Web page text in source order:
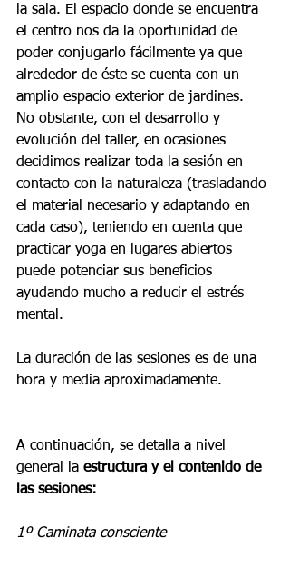
la sala. El espacio donde se encuentra
el centro nos da la oportunidad de
poder conjugarlo fácilmente ya que
alrededor de éste se cuenta con un
amplio espacio exterior de jardines.
No obstante, con el desarrollo y
evolución del taller, en ocasiones
decidimos realizar toda la sesión en
contacto con la naturaleza (trasladando
el material necesario y adaptando en
cada caso), teniendo en cuenta que
practicar yoga en lugares abiertos
puede potenciar sus beneficios
ayudando mucho a reducir el estrés
mental.
La duración de las sesiones es de una
hora y media aproximadamente.
A continuación, se detalla a nivel
general la estructura y el contenido de
las sesiones:
1º Caminata consciente